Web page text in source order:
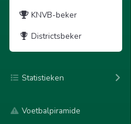
KNVB-beker
Districtsbeker
Statistieken
Voetbalpiramide